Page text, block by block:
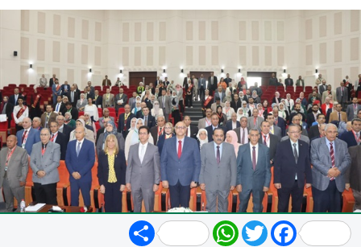
Share WhatsApp
TwitterFacebook